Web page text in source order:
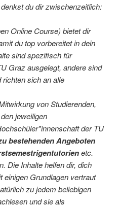
du dir zwischenzeitlich:
Online Course) bietet dir
du top vorbereitet in dein
sind spezifisch für
Graz ausgelegt, andere sind
richten sich an alle
von Studierenden,
jeweiligen
der TU
bestehenden Angeboten
etc.
Die Inhalte helfen dir, dich
einigen Grundlagen vertraut
zu jedem beliebigen
und sie als